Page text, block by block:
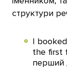
структури
I
the first
перший